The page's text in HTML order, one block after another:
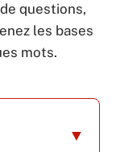
questions,
les bases
mots.